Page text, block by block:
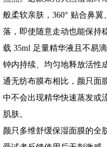
般柔软亲肤，360° 贴合鼻
落，即使随意走动也能保持
载 35ml 足量精华液且不易
钟内持续、均匀地释放活性
通无纺布膜布相比，颜只面
中不会出现精华快速蒸发或
肌肤。
颜只多维舒缓保湿面膜的全